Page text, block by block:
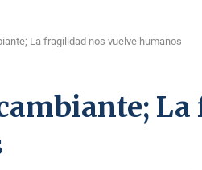
La fragilidad nos vuelve humanos